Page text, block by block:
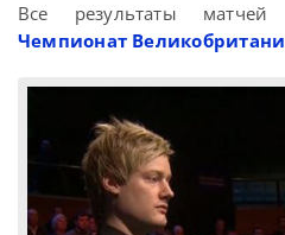
Все результаты
Чемпионат